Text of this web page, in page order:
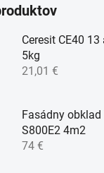
Ceresit CE40
5kg
21,01 €
Fasádny obklad
S800E2 4m2
74 €